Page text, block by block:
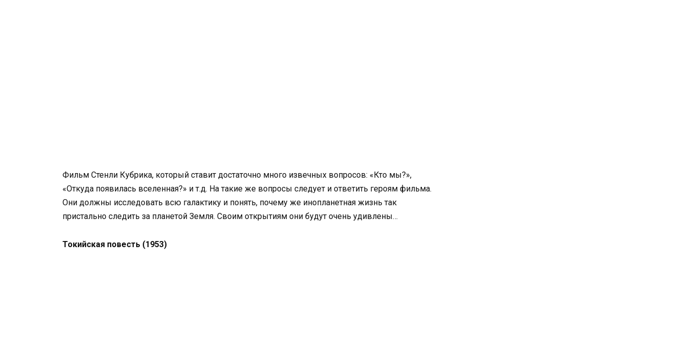
Фильм Стенли Кубрика, который ставит достаточно много извечных вопросов: «Кто мы?»,
«Откуда появилась вселенная?» и т.д. На такие же вопросы следует и ответить героям фильма.
Они должны исследовать всю галактику и понять, почему же инопланетная жизнь так
пристально следить за планетой Земля. Своим открытиям они будут очень удивлены…
Токийская повесть (1953)